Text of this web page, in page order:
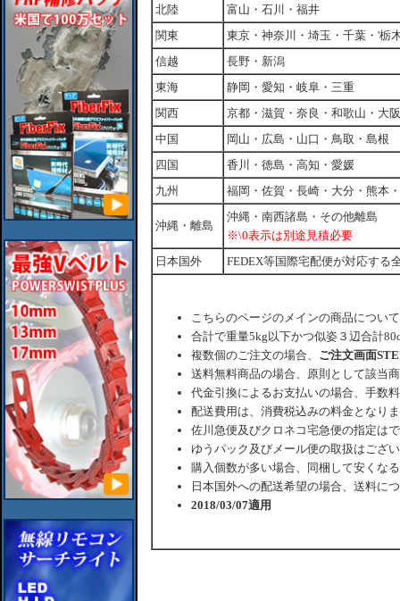
北陸
富山・石川・福井
関東
東京・神奈川・埼玉・千葉・'栃
信越
長野・新潟
東海
静岡・愛知・岐阜・三重
関西
京都・滋賀・奈良・和歌山・大
中国
岡山・広島・山口・鳥取・島根
四国
香川・徳島・高知・愛媛
九州
福岡・佐賀・長崎・大分・熊本
沖縄・離島
沖縄・南西諸島・その他離島
※\0表示は別途見積必要
日本国外
FEDEX等国際宅配便が対応する
こちらのページのメインの商品につい
合計で重量5kg以下かつ似姿３辺合計
複数個のご注文の場合、 ご注文画面
送料無料商品の場合、原則として該当
代金引換によるお支払いの場合、手数
配送費用は、消費税込みの料金となり
佐川急便及びクロネコ宅急便の指定は
ゆうパック及びメール便の取扱はござ
購入個数が多い場合、同梱して安くな
日本国外への配送希望の場合、送料に
2018/03/07適用